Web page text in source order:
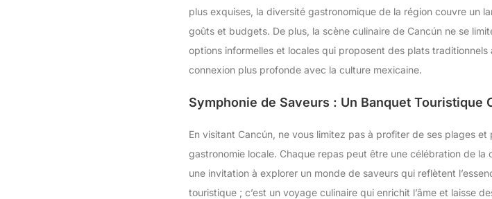
plus exquises, la diversité gastronomique de la région couvre un
goûts et budgets. De plus, la scène culinaire de Cancún ne se
options informelles et locales qui proposent des plats
connexion plus profonde avec la culture mexicaine.
Symphonie de Saveurs : Un Banquet Touristique
En visitant Cancún, ne vous limitez pas à profiter de ses plages
gastronomie locale. Chaque repas peut être une célébration de
une invitation à explorer un monde de saveurs qui reflètent
touristique ; c’est un voyage culinaire qui enrichit l’âme et laisse